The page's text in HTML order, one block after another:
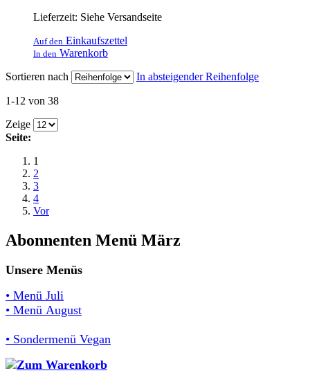
Lieferzeit: Siehe Versandseite
Auf den Einkaufszettel
In den Warenkorb
Sortieren nach
In absteigender Reihenfolge
1-12 von 38
Zeige
Seite:
1
2
3
4
Vor
Abonnenten Menü März
Unsere Menüs
• Menü Juli
• Menü August
• Sondermenü Vegan